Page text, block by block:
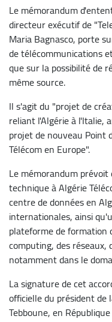
Le mémorandum
directeur exécutif de
Maria Bagnasco, porte
de télécommunications
que sur la possibilité de
même source.
Il s'agit du "projet de
reliant l'Algérie à l'Italie,
projet de nouveau Point
Télécom en Europe".
Le mémorandum
technique à Algérie
centre de données en
internationales, ainsi
plateforme de formation
computing, des
notamment dans le
La signature de cet
officielle du président de
Tebboune, en